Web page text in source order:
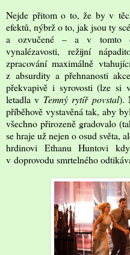
Nejde přitom o to, že by v
efektů, nýbrž o to, jak jsou ty
a ozvučené – a v tomto
vynalézavosti, režijní
zpracování maximálně
z absurdity a přehnanosti
překvapivě i syrovosti (lze si
letadla v Temný rytíř povstal).
příběhově vystavěná tak, aby
všechno přirozeně gradovalo
se hraje už nejen o osud světa,
hrdinovi Ethanu Huntovi
v doprovodu smrtelného